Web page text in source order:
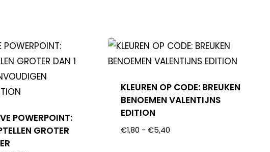
POWERPOINT:
GROTER
KLEUREN OP CODE: BREUKEN
BENOEMEN VALENTIJNS
EDITION
€1,80 - €5,40